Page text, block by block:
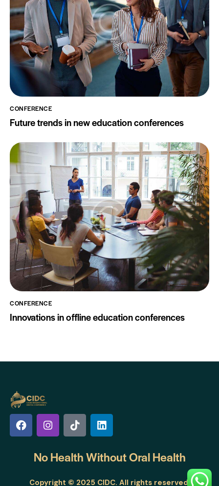
CONFERENCE
Future trends in new education conferences
CONFERENCE
Innovations in offline education conferences
No Health WithoutOral Health
Copyright © 2025 CIDC. All rights reserved.